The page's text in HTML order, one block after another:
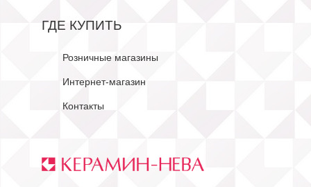
ГДЕ КУПИТЬ
Розничные магазины
Интернет-магазин
Контакты